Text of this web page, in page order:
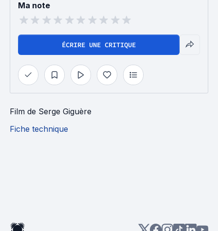
Ma note
ÉCRIRE UNE CRITIQUE
Film de Serge Giguère
Fiche technique